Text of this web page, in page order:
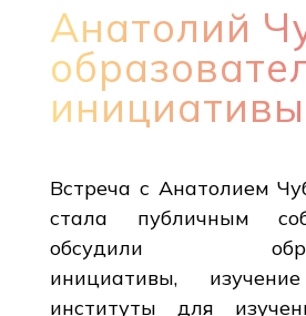
Анатолий
инициативы
Встреча с Анатолием
стала публичным
обсудили
инициативы,
институты для